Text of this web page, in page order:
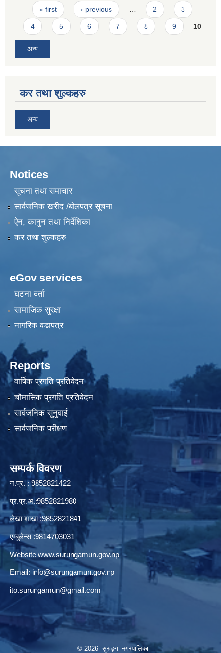
Pages
« first ‹ previous 2 3
4 5 6 7 8 9 10
अन्य
कर तथा शुल्कहरु
अन्य
Notices
सूचना तथा समाचार
सार्वजनिक खरीद /बोलपत्र सूचना
ऐन, कानुन तथा निर्देशिका
कर तथा शुल्कहरु
eGov services
घटना दर्ता
सामाजिक सुरक्षा
नागरिक वडापत्र
Reports
वार्षिक प्रगति प्रतिवेदन
चौमासिक प्रगति प्रतिवेदन
सार्वजनिक सुनुवाई
सार्वजनिक परीक्षण
सम्पर्क विवरण
न.प्र. : 9852821422
प्र.प्र.अ.:9852821980
लेखा शाखा :9852821841
एम्बुलेन्स :9814703031
Website:www.surungamun.gov.np
Email: info@surungamun.gov.np
ito.surungamun@gmail.com
© 2026 सुरुङ्‍गा नगरपालिका